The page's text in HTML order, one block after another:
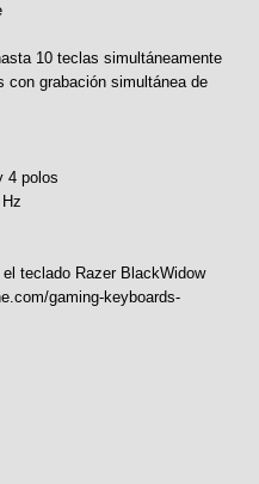
10 teclas simultáneamente
grabación simultánea de
polos
teclado Razer BlackWidow
gaming-keyboards-